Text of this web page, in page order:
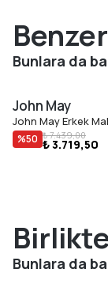
Bunlara da
John May
John May Erkek
%50 ₺ 7.439,00
₺ 3.719,50
Bunlara da